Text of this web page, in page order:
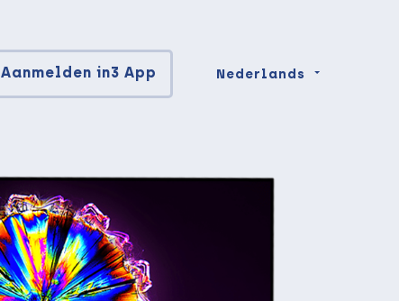
Aanmelden in3 App Nederlands